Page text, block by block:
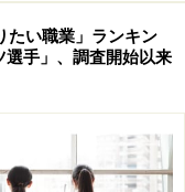
たい職業」ランキン
手」、調査開始以来